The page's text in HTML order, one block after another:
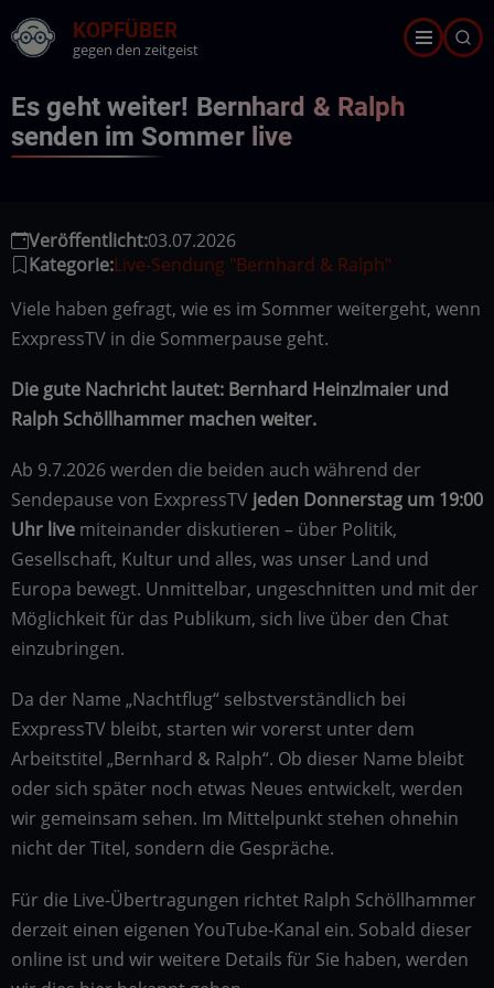
Direkt
zum
KOPFÜBER
gegen den zeitgeist
Es geht weiter! Bernhard & Ralph
senden im Sommer live
Veröffentlicht:03.07.2026
Kategorie:Live-Sendung "Bernhard & Ralph"
Viele haben gefragt, wie es im Sommer weitergeht, wenn
ExxpressTV in die Sommerpause geht.
Die gute Nachricht lautet: Bernhard Heinzlmaier und
Ralph Schöllhammer machen weiter.
Ab 9.7.2026 werden die beiden auch während der
Sendepause von ExxpressTV jeden Donnerstag um 19:00
Uhr live miteinander diskutieren – über Politik,
Gesellschaft, Kultur und alles, was unser Land und
Europa bewegt. Unmittelbar, ungeschnitten und mit der
Möglichkeit für das Publikum, sich live über den Chat
einzubringen.
Da der Name „Nachtflug“ selbstverständlich bei
ExxpressTV bleibt, starten wir vorerst unter dem
Arbeitstitel „Bernhard & Ralph“. Ob dieser Name bleibt
oder sich später noch etwas Neues entwickelt, werden
wir gemeinsam sehen. Im Mittelpunkt stehen ohnehin
nicht der Titel, sondern die Gespräche.
Für die Live-Übertragungen richtet Ralph Schöllhammer
derzeit einen eigenen YouTube-Kanal ein. Sobald dieser
online ist und wir weitere Details für Sie haben, werden